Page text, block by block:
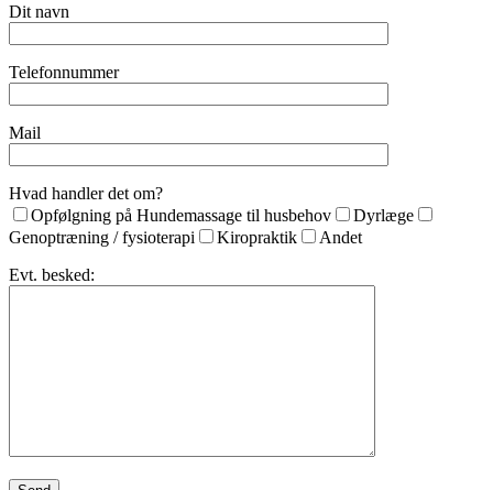
Dit navn
Telefonnummer
Mail
Hvad handler det om?
Opfølgning på Hundemassage til husbehov
Dyrlæge
Genoptræning / fysioterapi
Kiropraktik
Andet
Evt. besked: